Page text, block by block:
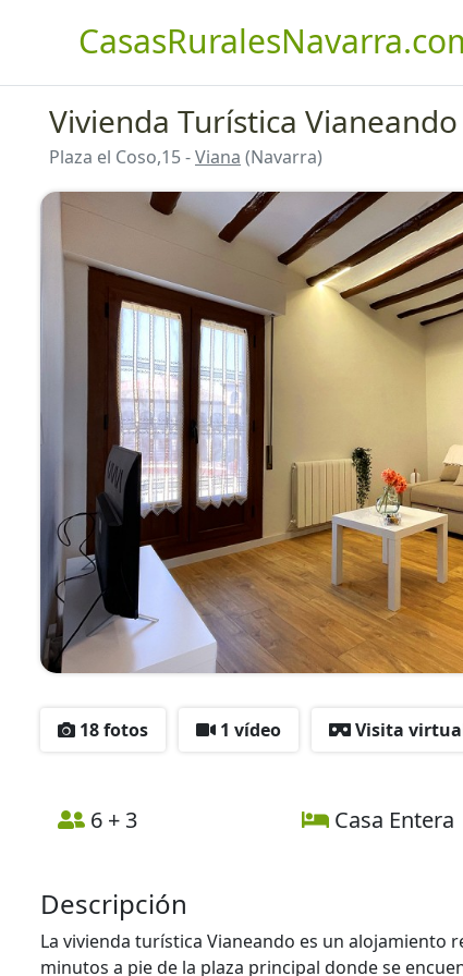
Vivienda Turística Vianeando
Plaza el Coso,15 -Viana (Navarra)
18 fotos 1 vídeo Visita
6 + 3 Casa Entera
Descripción
La vivienda turística Vianeando es un alojamiento
minutos a pie de la plaza principal donde se